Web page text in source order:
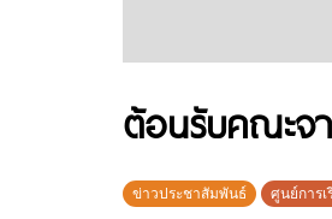
ต้อนรับคณะจา
ข่าวประชาสัมพันธ์ ศูนย์การ